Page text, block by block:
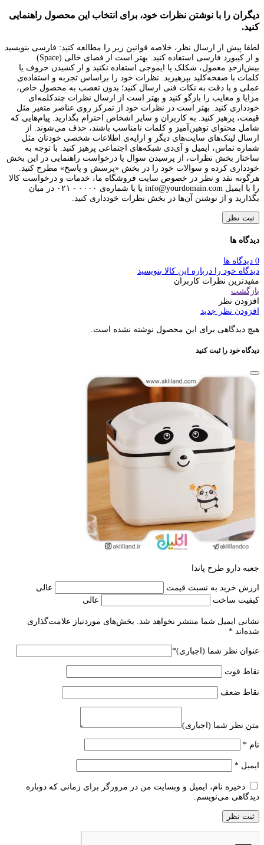
دیگران را با نوشتن نظرات خود، برای انتخاب این محصول راهنمایی
کنید.
لطفا پیش از ارسال نظر، خلاصه قوانین زیر را مطالعه کنید: فارسی بنویسید
و از کیبورد فارسی استفاده کنید. بهتر است از فضای خالی (Space)
بیش‌از‌حدِ معمول، شکلک یا ایموجی استفاده نکنید و از کشیدن حروف یا
کلمات با صفحه‌کلید بپرهیزید. نظرات خود را براساس تجربه و استفاده‌ی
عملی و با دقت به نکات فنی ارسال کنید؛ بدون تعصب به محصول خاص،
مزایا و معایب را بازگو کنید و بهتر است از ارسال نظرات چندکلمه‌‌ای
خودداری کنید. بهتر است در نظرات خود از تمرکز روی عناصر متغیر مثل
قیمت، پرهیز کنید. به کاربران و سایر اشخاص احترام بگذارید. پیام‌هایی که
شامل محتوای توهین‌آمیز و کلمات نامناسب باشند، حذف می‌شوند. از
ارسال لینک‌های سایت‌های دیگر و ارایه‌ی اطلاعات شخصی خودتان مثل
شماره تماس، ایمیل و آی‌دی شبکه‌های اجتماعی پرهیز کنید. با توجه به
ساختار بخش نظرات، از پرسیدن سوال یا درخواست راهنمایی در این بخش
خودداری کرده و سوالات خود را در بخش «پرسش و پاسخ» مطرح کنید.
هرگونه نقد و نظر در خصوص سایت فروشگاه ما، خدمات و درخواست کالا
را با ایمیل info@yourdomain.com یا با شماره‌ی ۰۰۰۰ - ۰۲۱ در میان
بگذارید و از نوشتن آن‌ها در بخش نظرات خودداری کنید.
ثبت نظر
دیدگاه ها
0 دیدگاه ها
دیدگاه خود را درباره این کالا بنویسید
مفیدترین نظرات کاربران
بازگشت
افزودن نظر
افزودن نظر جدید
هیچ دیدگاهی برای این محصول نوشته نشده است.
دیدگاه خود را ثبت کنید
جعبه دارو طرح پاندا
ارزش خرید به نسبت قیمت
عالی
کیفیت ساخت
عالی
نشانی ایمیل شما منتشر نخواهد شد.
بخش‌های موردنیاز علامت‌گذاری
شده‌اند *
عنوان نظر شما (اجباری)*
نقاط قوت
نقاط ضعف
متن نظر شما (اجباری)
نام *
ایمیل *
ذخیره نام، ایمیل و وبسایت من در مرورگر برای زمانی که دوباره
دیدگاهی می‌نویسم.